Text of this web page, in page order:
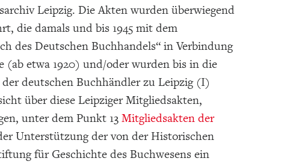
Leipzig. Die Akten wurden überwiegend
die damals und bis 1945 mit dem
des Deutschen Buchhandels“ in Verbindung
etwa 1920) und/oder wurden bis in die
der deutschen Buchhändler zu Leipzig (I)
über diese Leipziger Mitgliedsakten,
unter dem Punkt 13 Mitgliedsakten der
Unterstützung der von der Historischen
für Geschichte des Buchwesens ein